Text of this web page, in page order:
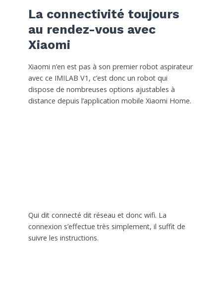
La connectivité toujours
au rendez-vous avec
Xiaomi
Xiaomi n’en est pas à son premier robot aspirateur
avec ce IMILAB V1, c’est donc un robot qui
dispose de nombreuses options ajustables à
distance depuis l’application mobile Xiaomi Home.
Qui dit connecté dit réseau et donc wifi. La
connexion s’effectue très simplement, il suffit de
suivre les instructions.